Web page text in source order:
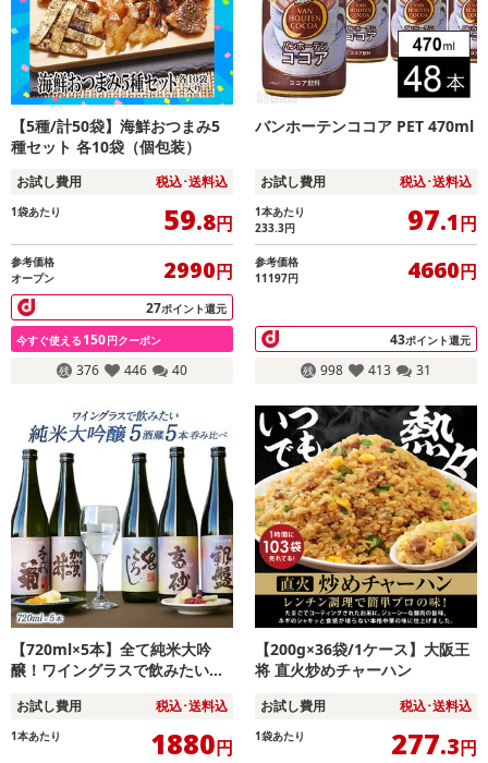
【5種/計50袋】海鮮おつまみ5
種セット 各10袋（個包装）
お試し費用 税込･送料込
1袋あたり 59.8円
参考価格
オープン
2990円
27ポイント還元
今すぐ使える 150円クーポン
376 446 40
バンホーテンココア PET 470ml
お試し費用 税込･送料込
1本あたり
233.3円 97.1円
参考価格
11197円
4660円
43ポイント還元
998 413 31
【720ml×5本】全て純米大吟
醸！ワイングラスで飲みたい厳
お試し費用 税込･送料込
1本あたり 1880円
【200g×36袋/1ケース】大阪王
将 直火炒めチャーハン
お試し費用 税込･送料込
1袋あたり 277.3円